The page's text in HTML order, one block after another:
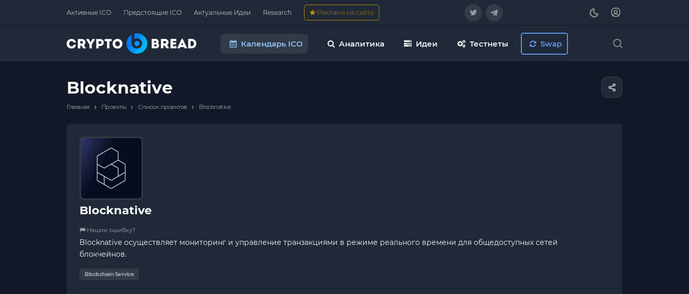
Активные ICO Предстоящие ICO Актуальные Идеи Research Реклама на сайте
Календарь ICO Аналитика Идеи Тестнеты Swap
Blocknative
Главная › Проекты › Список проектов › Blocknative
Blocknative
Нашли ошибку?
Blocknative осуществляет мониторинг и управление транзакциями в режиме реального времени для общедоступных сетей
блокчейнов.
Blockchain Service